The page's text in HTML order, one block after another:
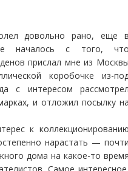
довольно рано, еще
началось с того,
прислал мне из
коробочке из-
с интересом
и отложил посылку
к
нарастать —
дома на какое-то